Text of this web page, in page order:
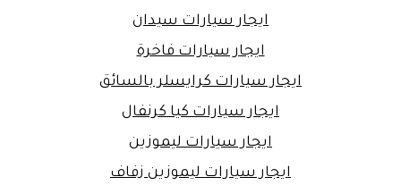
ايجار سيارات سيدان
ايجار سيارات فاخرة
ايجار سيارات كرايسلر بالسائق
ايجار سيارات كيا كرنفال
ايجار سيارات ليموزين
ايجار سيارات ليموزين زفاف